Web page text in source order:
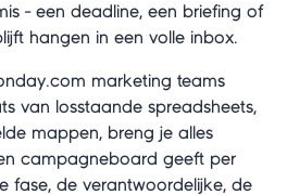
- een deadline, een briefing of
hangen in een volle inbox.
marketing teams
van losstaande spreadsheets,
mappen, breng je alles
campagneboard geeft per
fase, de verantwoordelijke, de